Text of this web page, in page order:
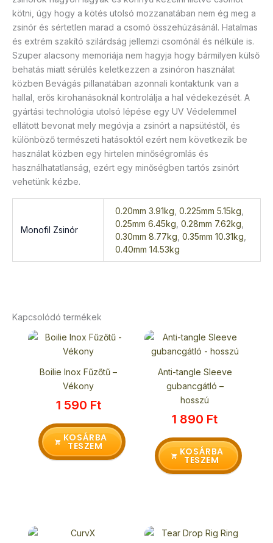
kötni, úgy hogy a kötés utolsó mozzanatában nem ég meg a
zsinór és sértetlen marad a csomó összehúzásánál. Hatalmas
és extrém szakító szilárdság jellemzi csomónál és nélküle is.
Szuper alacsony memoriája nem hagyja hogy bármilyen külső
behatás miatt sérülés keletkezzen a zsinóron használat
közben Bevágás pillanatában azonnali kontaktunk van a
hallal, erős kirohanásoknál kontrolálja a hal védekezését. A
gyártási technológia utolsó lépése egy UV Védelemmel
ellátott bevonat mely megóvja a zsinórt a napsütéstől, és
különböző természeti hatásoktól ezért nem következik be
használat közben egy hirtelen minőségromlás és
használhatatlanság, ezért egy minőségben tartós zsinórt
vehetünk kézbe.
Monofil Zsinór
0.20mm 3.91kg, 0.225mm 5.15kg,
0.25mm 6.45kg, 0.28mm 7.62kg,
0.30mm 8.77kg, 0.35mm 10.31kg,
0.40mm 14.53kg
Kapcsolódó termékek
Boilie Inox Fűzőtű –
Vékony
1 590 Ft
KOSÁRBA
TESZEM
Anti-tangle Sleeve
gubancgátló –
hosszú
1 890 Ft
KOSÁRBA
TESZEM
Ennek